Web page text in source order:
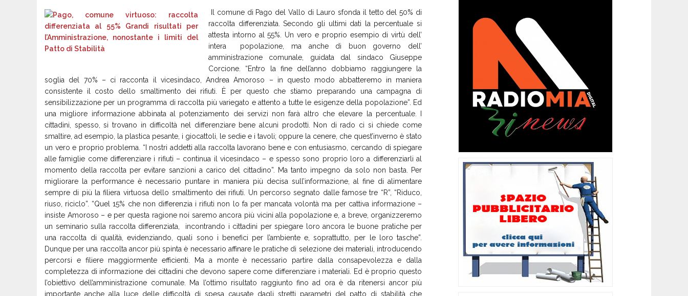
Il comune di Pago del Vallo di Lauro sfonda il tetto del 50% di
raccolta differenziata. Secondo gli ultimi dati la percentuale si
attesta intorno al 55%. Un vero e proprio esempio di virtù dell’
intera popolazione, ma anche di buon governo dell’
amministrazione comunale, guidata dal sindaco Giuseppe
Corcione. “Entro la fine dell’anno dobbiamo raggiungere la
soglia del 70% – ci racconta il vicesindaco, Andrea Amoroso – in questo modo abbatteremo in maniera
consistente il costo dello smaltimento dei rifiuti. È per questo che stiamo preparando una campagna di
sensibilizzazione per un programma di raccolta più variegato e attento a tutte le esigenze della popolazione”. Ed
una migliore informazione abbinata al potenziamento dei servizi non farà altro che elevare la percentuale. I
cittadini, spesso, si trovano in difficoltà nel differenziare bene alcuni prodotti. Non di rado ci si chiede come
smaltire, ad esempio, la plastica pesante, i giocattoli, le sedie e i tavoli; oppure la cenere, che quest’inverno è stato
un vero e proprio problema. “I nostri addetti alla raccolta lavorano bene e con entusiasmo, cercando di spiegare
alle famiglie come differenziare i rifiuti – continua il vicesindaco – e spesso sono proprio loro a differenziarli al
momento della raccolta per evitare sanzioni a carico del cittadino”. Ma tanto impegno da solo non basta. Per
migliorare la performance è necessario puntare in maniera più decisa sull’informazione, al fine di alimentare
sempre di più la filiera virtuosa dello smaltimento dei rifiuti. Un percorso segnato dalle famose tre “R”, “Riduco,
riuso, riciclo”. “Quel 15% che non differenzia i rifiuti non lo fa per mancata volontà ma per cattiva informazione –
insiste Amoroso – e per questa ragione noi saremo ancora più vicini alla popolazione e, a breve, organizzeremo
un seminario sulla raccolta differenziata, incontrando i cittadini per spiegare loro ancora le buone pratiche per
una raccolta di qualità, evidenziando, quali sono i benefici per l’ambiente e, soprattutto, per le loro tasche”.
Dunque per una raccolta ancor più spinta è necessario affinare le pratiche di selezione dei materiali, introducendo
percorsi e filiere maggiormente efficienti. Ma a monte è necessario partire dalla consapevolezza e dalla
completezza di informazione dei cittadini che devono sapere come differenziare i materiali. Ed è proprio questo
l’obiettivo dell’amministrazione comunale. Ma l’ottimo risultato raggiunto fino ad ora è da ritenersi ancor più
importante anche alla luce delle difficoltà di spesa causate dagli stretti parametri del patto di stabilità che